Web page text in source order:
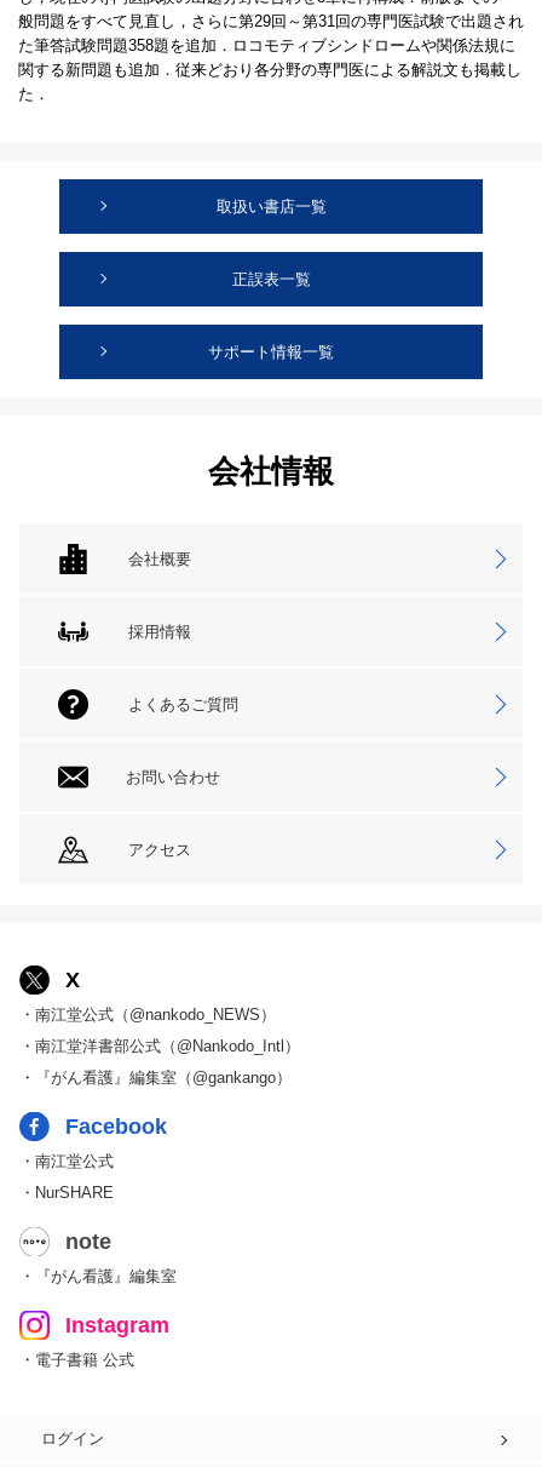
般問題をすべて見直し，さらに第29回～第31回の専門医試験で出題され
た筆答試験問題358題を追加．ロコモティブシンドロームや関係法規に
関する新問題も追加．従来どおり各分野の専門医による解説文も掲載し
た．
取扱い書店一覧
正誤表一覧
サポート情報一覧
会社情報
会社概要
採用情報
よくあるご質問
お問い合わせ
アクセス
X
・南江堂公式（@nankodo_NEWS）
・南江堂洋書部公式（@Nankodo_Intl）
・『がん看護』編集室（@gankango）
Facebook
・南江堂公式
・NurSHARE
note
・『がん看護』編集室
Instagram
・電子書籍 公式
ログイン